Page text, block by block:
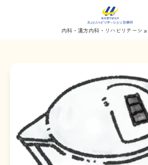
内科・漢方内科・リハビリテーシ